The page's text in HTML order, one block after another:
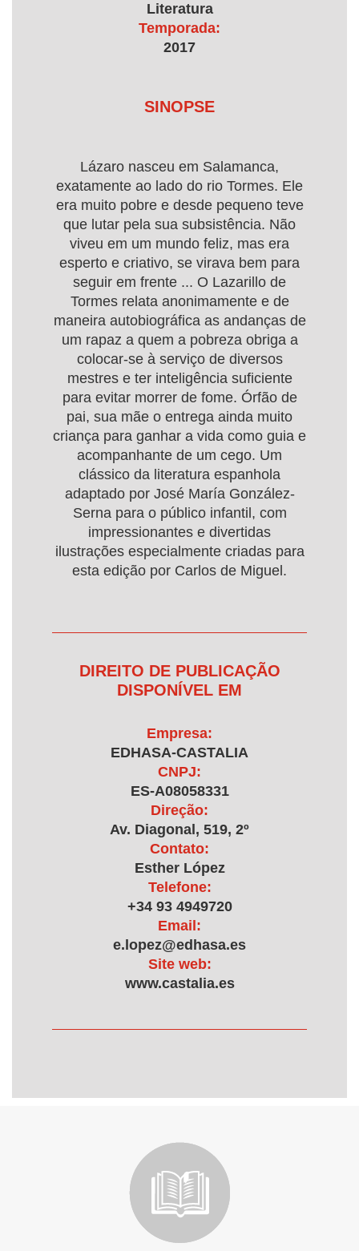
Literatura
Temporada:
2017
SINOPSE
Lázaro nasceu em Salamanca,
exatamente ao lado do rio Tormes. Ele
era muito pobre e desde pequeno teve
que lutar pela sua subsistência. Não
viveu em um mundo feliz, mas era
esperto e criativo, se virava bem para
seguir em frente ... O Lazarillo de
Tormes relata anonimamente e de
maneira autobiográfica as andanças de
um rapaz a quem a pobreza obriga a
colocar-se à serviço de diversos
mestres e ter inteligência suficiente
para evitar morrer de fome. Órfão de
pai, sua mãe o entrega ainda muito
criança para ganhar a vida como guia e
acompanhante de um cego. Um
clássico da literatura espanhola
adaptado por José María González-
Serna para o público infantil, com
impressionantes e divertidas
ilustrações especialmente criadas para
esta edição por Carlos de Miguel.
DIREITO DE PUBLICAÇÃO
DISPONÍVEL EM
Empresa:
EDHASA-CASTALIA
CNPJ:
ES-A08058331
Direção:
Av. Diagonal, 519, 2º
Contato:
Esther López
Telefone:
+34 93 4949720
Email:
e.lopez@edhasa.es
Site web:
www.castalia.es